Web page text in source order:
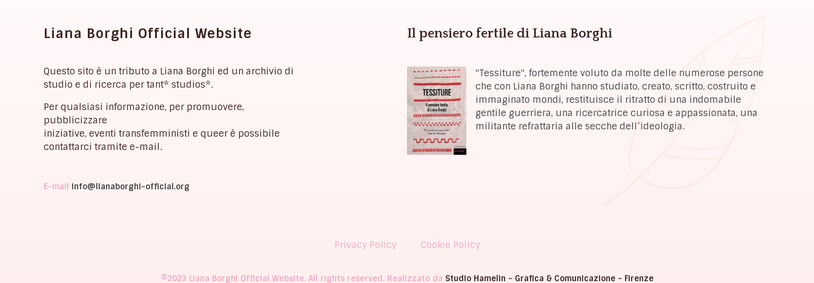
Liana Borghi Official Website
Questo sito è un tributo a Liana Borghi ed un archivio di
studio e di ricerca per tant* studios*.
Per qualsiasi informazione, per promuovere,
pubblicizzare
iniziative, eventi transfemministi e queer è possibile
contattarci tramite e-mail.
Il pensiero fertile di Liana Borghi
"Tessiture", fortemente voluto da molte delle numerose persone
che con Liana Borghi hanno studiato, creato, scritto, costruito e
immaginato mondi, restituisce il ritratto di una indomabile
gentile guerriera, una ricercatrice curiosa e appassionata, una
militante refrattaria alle secche dell’ideologia.
E-mail info@lianaborghi-official.org
Privacy Policy Cookie Policy
©2023 Liana Borghi Official Website. All rights reserved. Realizzato da Studio Hamelin - Grafica & Comunicazione - Firenze